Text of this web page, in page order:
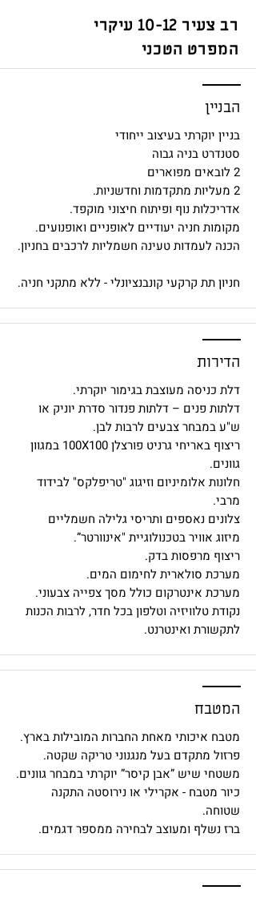
רב צעיר 10-12 עיקרי
המפרט הטכני
הבניין
בניין יוקרתי בעיצוב ייחודי
סטנדרט בניה גבוה
2 לובאים מפוארים
2 מעליות מתקדמות וחדשניות.
אדריכלות נוף ופיתוח חיצוני מוקפד.
מקומות חניה יעודיים לאופניים ואופנועים.
הכנה לעמדות טעינה חשמליות לרכבים בחניון.
חניון תת קרקעי קונבנציונלי - ללא מתקני חניה.
הדירות
דלת כניסה מעוצבת בגימור יוקרתי.
דלתות פנים – דלתות פנדור סדרת יוניק או
ש"ע במבחר צבעים לרבות לבן.
ריצוף באריחי גרניט פורצלן 100X100 במגוון
גוונים.
חלונות אלומיניום וזיגוג "טריפלקס" לבידוד
מרבי.
צלונים נאספים ותריסי גלילה חשמליים
מיזוג אוויר בטכנולוגיית "אינוורטר”.
ריצוף מרפסות בדק.
מערכת סולארית לחימום המים.
מערכת אינטרקום כולל מסך צפייה צבעוני.
נקודת טלוויזיה וטלפון בכל חדר, לרבות הכנות
לתקשורת ואינטרנט.
המטבח
מטבח איכותי מאחת החברות המובילות בארץ.
פרזול מתקדם בעל מנגנוני טריקה שקטה.
משטחי שיש ”אבן קיסר” יוקרתי במבחר גוונים.
כיור מטבח - אקרילי או נירוסטה התקנה
שטוחה.
ברז נשלף ומעוצב לבחירה ממספר דגמים.